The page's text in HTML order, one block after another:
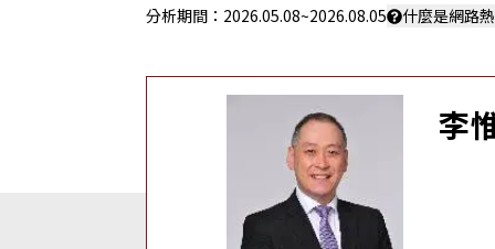
分析期間： 2026.05.08~2026.08.05 什麼是網路
李